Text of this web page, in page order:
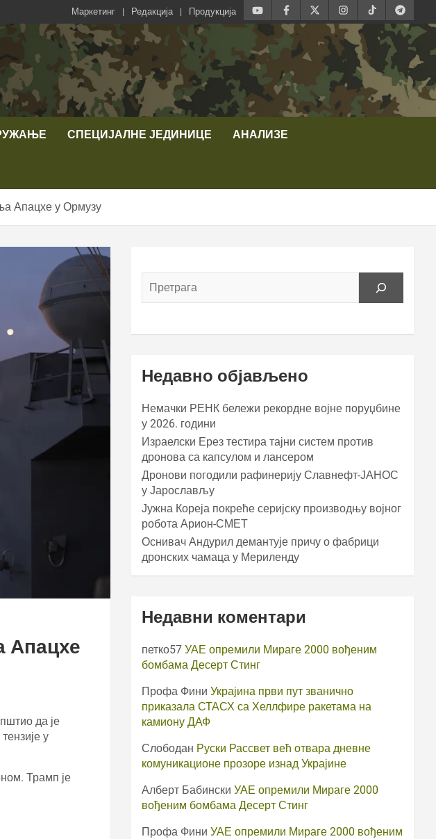
Маркетинг Редакција Продукција
СПЕЦИЈАЛНЕ ЈЕДИНИЦЕ АНАЛИЗЕ
Апацхе у Ормузу
Апацхе
да је
у
Трамп је
Недавно објављено
Немачки РЕНК бележи рекордне војне поруџбине
у 2026. години
Израелски Ерез тестира тајни систем против
дронова са капсулом и лансером
Дронови погодили рафинерију Славнефт-ЈАНОС
у Јарослављу
Јужна Кореја покреће серијску производњу војног
робота Арион-СМЕТ
Оснивач Андурил демантује причу о фабрици
дронских чамаца у Мериленду
Недавни коментари
петко57 УАЕ опремили Мираге 2000 вођеним
бомбама Десерт Стинг
Профа Фини Украјина први пут званично
приказала СТАСХ са Хеллфире ракетама на
камиону ДАФ
Слободан Руски Рассвет већ отвара дневне
комуникационе прозоре изнад Украјине
Алберт Бабински УАЕ опремили Мираге 2000
вођеним бомбама Десерт Стинг
Профа Фини УАЕ опремили Мираге 2000 вођеним